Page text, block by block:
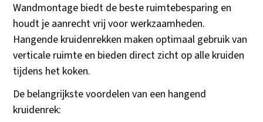
Wandmontage biedt de beste ruimtebesparing en
houdt je aanrecht vrij voor werkzaamheden.
Hangende kruidenrekken maken optimaal gebruik van
verticale ruimte en bieden direct zicht op alle kruiden
tijdens het koken.
De belangrijkste voordelen van een hangend
kruidenrek: